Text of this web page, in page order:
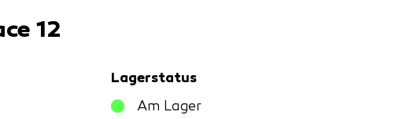
12
Lagerstatus
Am Lager